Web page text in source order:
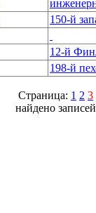
150-й
12-й
Страница: 1 2 3
найдено